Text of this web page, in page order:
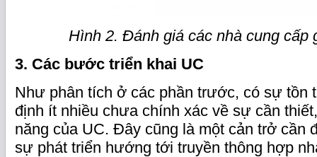
Hình 2. Đánh giá các nhà cung cấp
3. Các bước triển khai UC
Như phân tích ở các phần trước, có sự tồn
định ít nhiều chưa chính xác về sự cần
năng của UC. Đây cũng là một cản trở cần
sự phát triển hướng tới truyền thông hợp